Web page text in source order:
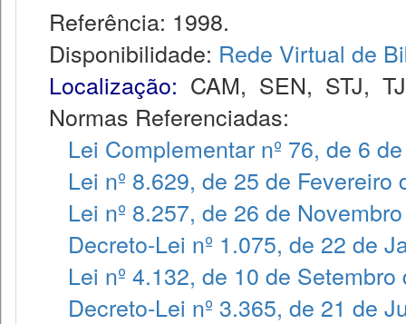
Referência: 1998.
Disponibilidade: Rede Virtual de
Localização: CAM, SEN, STJ,
Normas Referenciadas:
Lei Complementar nº 76, de 6
Lei nº 8.629, de 25 de Fevereiro
Lei nº 8.257, de 26 de
Decreto-Lei nº 1.075, de 22 de
Lei nº 4.132, de 10 de Setembro
Decreto-Lei nº 3.365, de 21 de